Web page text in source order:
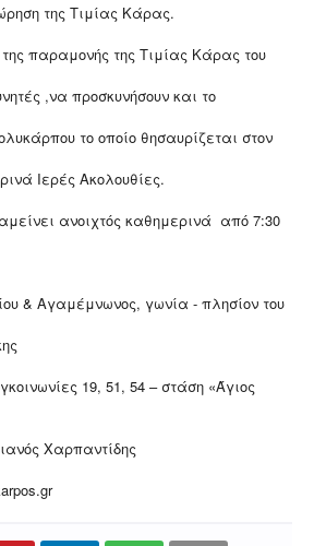
της Τιμίας Κάρας.
παραμονής της Τιμίας Κάρας του
,να προσκυνήσουν και το
το οποίο θησαυρίζεται στον
Ιερές Ακολουθίες.
ανοιχτός καθημερινά από 7:30
& Αγαμέμνωνος, γωνία - πλησίον του
19, 51, 54 – στάση «Άγιος
Χαρπαντίδης